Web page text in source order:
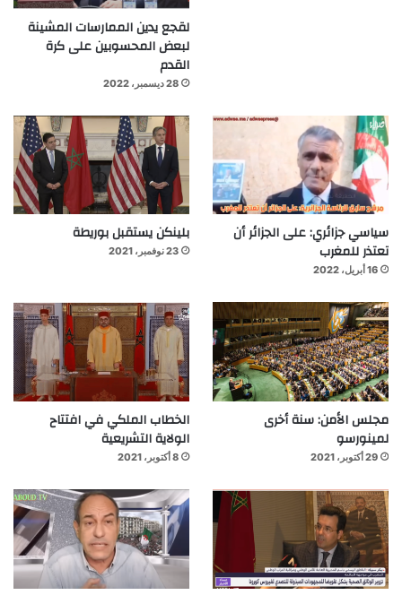
لقجع يدين الممارسات المشينة
لبعض المحسوبين على كرة
القدم
28 ديسمبر، 2022
سياسي جزائري: على الجزائر أن
تعتذر للمغرب
16 أبريل، 2022
بلينكن يستقبل بوريطة
23 نوفمبر، 2021
مجلس الأمن: سنة أخرى
لمينورسو
29 أكتوبر، 2021
الخطاب الملكي في افتتاح
الولاية التشريعية
8 أكتوبر، 2021